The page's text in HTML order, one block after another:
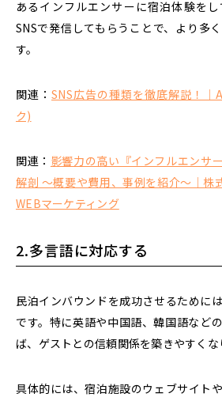
あるインフルエンサーに宿泊体験を
SNSで発信してもらうことで、より多
す。
関連： SNS広告の種類を徹底解説！｜
ク)
関連： 影響力の高い『インフルエンサ
解剖 ～概要や費用、事例を紹介～｜株
WEBマーケティング
2.多言語に対応する
民泊インバウンドを成功させるために
です。特に英語や中国語、韓国語など
ば、ゲストとの信頼関係を築きやすくな
具体的には、宿泊施設のウェブサイト